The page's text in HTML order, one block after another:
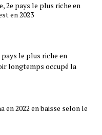
2e pays le plus riche en
en 2023
le plus riche en
longtemps occupé la
en 2022 en baisse selon le